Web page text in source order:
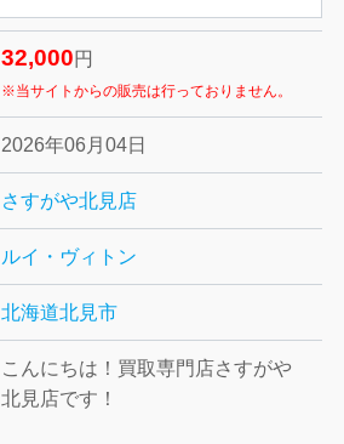
32,000 円
※当サイトからの販売は行っておりません。
2026年06月04日
さすがや北見店
ルイ・ヴィトン
北海道北見市
こんにちは！買取専門店さすがや
北見店です！